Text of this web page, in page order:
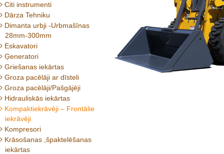
Citi instrumenti
Dārza Tehniku
Dimanta urbji -Urbmašīnas
28mm-300mm
Eskavatori
Ģeneratori
Griešanas iekārtas
Groza pacēlāji ar dīsteli
Groza pacēlāji/Pašgājēji
Hidrauliskās iekārtas
Kompaktiekrāvēji – Frontālie
iekrāvēji
Kompresori
Krāsošanas ,špaktelēšanas
iekārtas